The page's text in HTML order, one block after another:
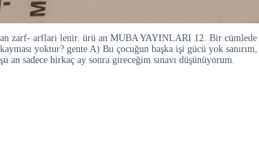
an zarf- arflari lenir. ürü an MUBA YAYINLARI 12. Bir cümlede
kayması yoktur? gente A) Bu çocuğun başka işi gücü yok
şu an sadece birkaç ay sonra gireceğim sınavı düşünüyorum.